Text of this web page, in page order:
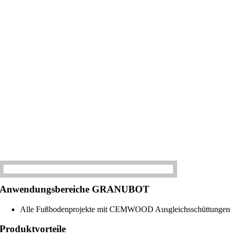
Anwendungsbereiche GRANUBOT
Alle Fußbodenprojekte mit CEMWOOD Ausgleichsschüttungen
Produktvorteile